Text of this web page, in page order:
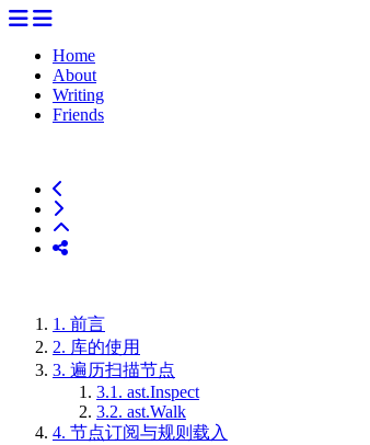
Home
About
Writing
Friends
1. 前言
2. 库的使用
3. 遍历扫描节点
3.1. ast.Inspect
3.2. ast.Walk
4. 节点订阅与规则载入